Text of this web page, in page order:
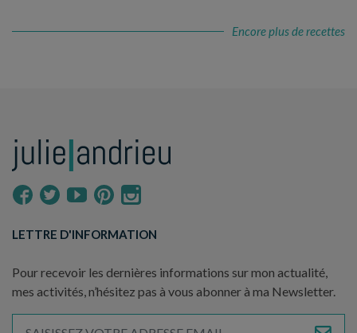
Encore plus de recettes
LETTRE D'INFORMATION
Pour recevoir les dernières informations sur mon actualité,
mes activités, n’hésitez pas à vous abonner à ma Newsletter.